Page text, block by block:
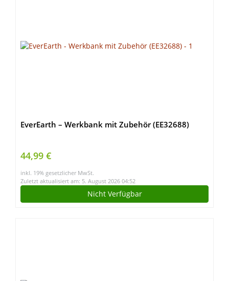
EverEarth – Werkbank mit Zubehör (EE32688)
44,99 €
inkl. 19% gesetzlicher MwSt.
Zuletzt aktualisiert am: 5. August 2026 04:52
Nicht Verfügbar